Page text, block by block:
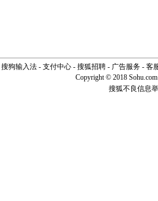
搜狗输入法- 支付中心- 搜狐招聘- 广告服务- 客
Copyright © 2018
搜狐不良信息